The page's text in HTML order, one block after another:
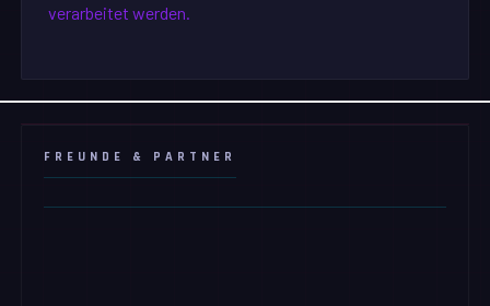
verarbeitet werden.
FREUNDE & PARTNER